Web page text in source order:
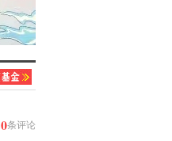
0条评论